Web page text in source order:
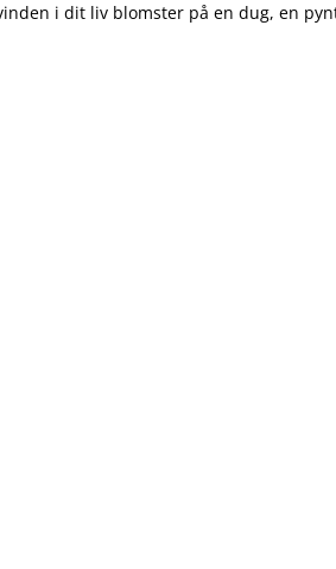
i dit liv blomster på en dug, en